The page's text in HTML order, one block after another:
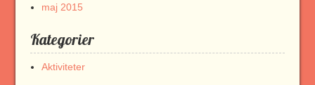
maj 2015
Kategorier
Aktiviteter